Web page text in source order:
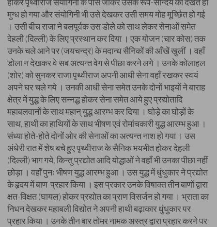
मुग्ध हो गया और संयोगिनी भी उसे देखकर उसी समय मोह मूर्च्छित हो गई
। उसी बीच राजा ने बलपूर्वक उस डोले को साथ लेकर सेनाओं समेत
देहली (दिल्ली) के लिए प्रस्थान कर दिया । एक योजन (चार कोस) तक
उनके चले आने पर (जयचन्द्र) के मदान्ध सैनिकों की आँखें खुलीं । वहाँ
डोला न देखकर वे सब अत्यन्त वेग से पीछा करने लगे । उनके कोलाहल
(शोर) को सुनकर राजा पृथ्वीराज अपनी आधी सेना वहाँ रखकर स्वयं
अपने घर चले गये । उनकी आधी सेना समेत उनके दोनों भाइयों ने बाराह
क्षेत्र में युद्ध के लिए सन्नद्ध होकर सेना समेत आये हुए प्रद्योतादि
महाबलवानों के साथ महान् युद्ध आरम्भ कर दिया । घोड़े का घोड़ों के
साथ, हाथी का हाथियों के साथ भीषण एवं रोमांचकारी युद्ध आरम्भ हुआ ।
संध्या होते-होते दोनों ओर की सेनाओं का अत्यन्त नाश हो गया । उस
अंधेरी रात में शेष बचे हुए पृथ्वीराज के सैनिक भयभीत होकर देहली
(दिल्ली) भाग गये, किन्तु प्रद्योत आदि योद्धाओं ने वहाँ भी उनका पीछा नहीं
छोड़ा । वहाँ पुनः भीषण युद्ध आरम्भ हुआ । उस युद्ध में धुंधुकार ने प्रद्योत
के हृदय में बाण-प्रहार किया । इस प्रकार उनके विषाक्त तीन बाणों द्वारा
क्षत-विक्षत (घायल) होकर प्रद्योत का प्राण विसर्जन हो गया । भ्राता का
निधन देखकर महाबली विद्योत ने अपनी हाथी बढ़ाकार धुंधुकार पर
प्रहार किया । उनके तीन बार तोमर नामक अस्त्र द्वारा प्रहार करने पर